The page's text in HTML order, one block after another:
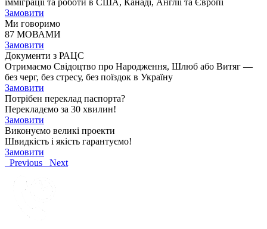
Замовити
Ми говоримо
87 МОВАМИ
Замовити
Документи з РАЦС
Отримаємо Свідоцтво про Народження, Шлюб або Витяг —
без черг, без стресу, без поїздок в Україну
Замовити
Потрібен переклад паспорта?
Перекладємо за 30 хвилин!
Замовити
Виконуємо великі проекти
Швидкість і якість гарантуємо!
Замовити
Previous
Next